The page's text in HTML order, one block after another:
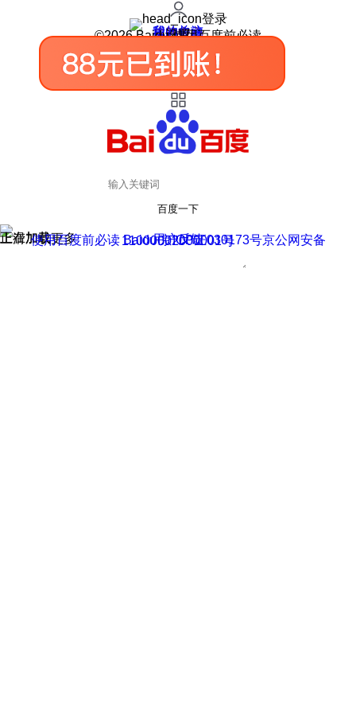
登录
我的关注
我的收藏
皮肤中心
用户反馈
设置
©2026 Baidu 使用百度前必读
百度一下
正在加载
上滑加载更多 用户反馈
使用百度前必读 Baidu 京ICP证030173号
京公网安备11000002000001号